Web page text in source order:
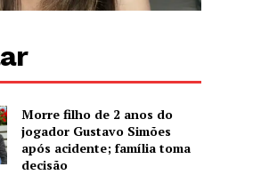
Morre filho de 2 anos do
jogador Gustavo Simões
após acidente; família toma
decisão